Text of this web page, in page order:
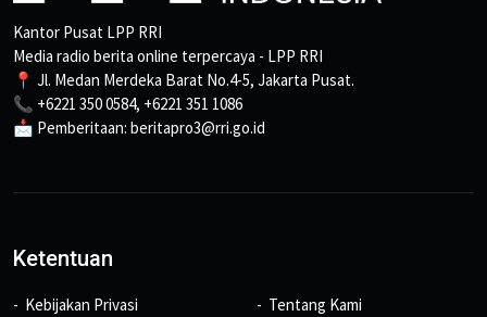
Kantor Pusat LPP RRI
Media radio berita online terpercaya - LPP RRI
📍 Jl. Medan Merdeka Barat No.4-5, Jakarta Pusat.
📞 +6221 350 0584, +6221 351 1086
📩 Pemberitaan: beritapro3@rri.go.id
Ketentuan
Kebijakan Privasi
Tentang Kami